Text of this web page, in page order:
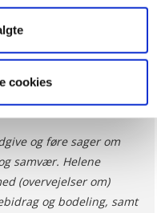
generere statistik
brug for markedsføring,
på sociale medier
dit samtykke tilbage.
hjemmeside
Du kan læse
behandling af dine
i både
.
cookies
og føre sager om
samvær. Helene
(overvejelser om)
og bodeling, samt